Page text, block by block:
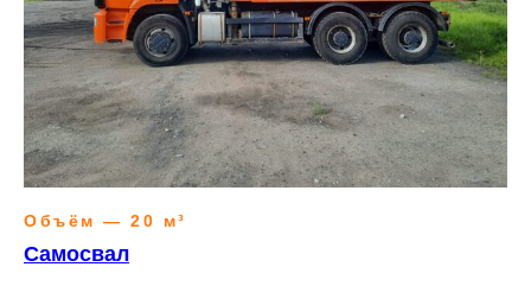
Объём — 20 м³
Самосвал